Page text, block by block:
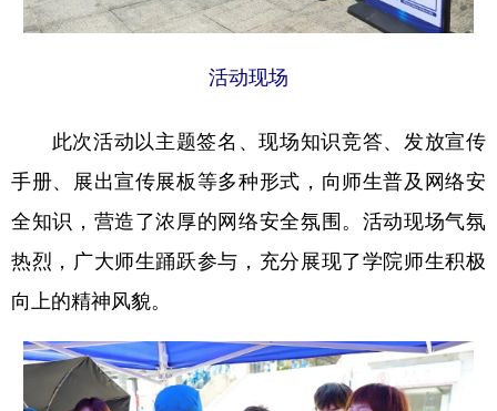
Deutsch Português
活动现场
此次活动以主题签名、现场知识竞答、发放宣传
手册、展出宣传展板等多种形式，向师生普及网络安
全知识，营造了浓厚的网络安全氛围。活动现场气氛
热烈，广大师生踊跃参与，充分展现了学院师生积极
向上的精神风貌。